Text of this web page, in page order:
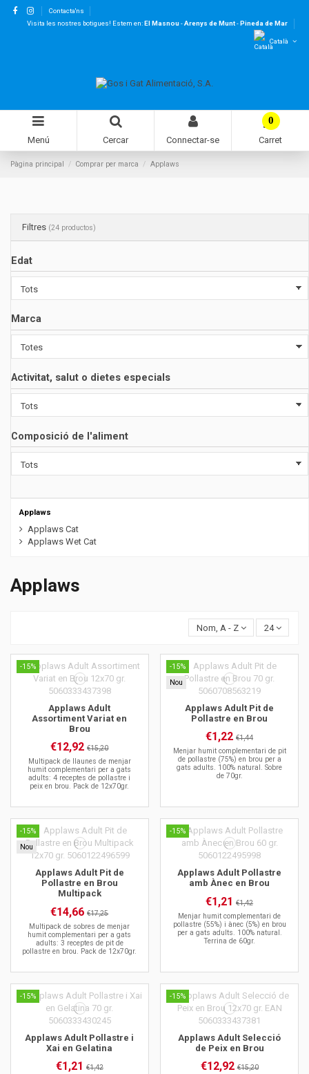
Contacta'ns
Visita les nostres botigues! Estem en:El Masnou-Arenys de Munt-Pineda de Mar
Català
Menú Cercar Connectar-se
0
Carret
Pàgina principal Comprar per marca Applaws
Applaws
Nom, A - Z 24
-15%
Applaws Adult
Assortiment Variat en
Brou
€12,92€15,20
Multipack de llaunes de menjar
humit complementari per a gats
adults: 4 receptes de pollastre i
peix en brou. Pack de 12x70gr.
-15%
Nou
Applaws Adult Pit de
Pollastre en Brou
€1,22€1,44
Menjar humit complementari de pit
de pollastre (75%) en brou per a
gats adults. 100% natural. Sobre
de 70gr.
-15%
Nou
Applaws Adult Pit de
Pollastre en Brou
Multipack
€14,66€17,25
Multipack de sobres de menjar
humit complementari per a gats
adults: 3 receptes de pit de
pollastre en brou. Pack de 12x70gr.
-15%
Applaws Adult Pollastre
amb Ànec en Brou
€1,21€1,42
Menjar humit complementari de
pollastre (55%) i ànec (5%) en brou
per a gats adults. 100% natural.
Terrina de 60gr.
-15%
Applaws Adult Pollastre i
Xai en Gelatina
€1,21 €1,42
-15%
Applaws Adult Selecció
de Peix en Brou
€12,92€15,20
Filtres (24 productos)
Edat
Marca
Activitat, salut o dietes especials
Composició de l'aliment
Applaws
Applaws Cat
Applaws Wet Cat